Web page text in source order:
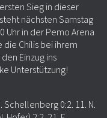
Sieg in dieser
nächsten Samstag
Uhr in der Pemo Arena
Chilis bei ihrem
Einzug ins
Unterstützung!
Schellenberg 0:2. 11. N.